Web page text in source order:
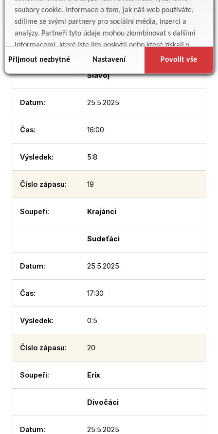
soubory cookie. Informace o tom, jak náš web používáte,
sdílíme se svými partnery pro sociální média, inzerci a
analýzy. Partneři tyto údaje mohou zkombinovat s dalšími
informacemi, které jste jim poskytli nebo které získali v
důsledku toho, že používáte jejich služby.
Přijmout nezbytné Nastavení Povolit vše
18
Dlouhoňovice
Slavoj
25.5.2025
16:00
5:8
19
Krajánci
Sudeťáci
25.5.2025
17:30
0:5
20
Erix
Divočáci
25.5.2025